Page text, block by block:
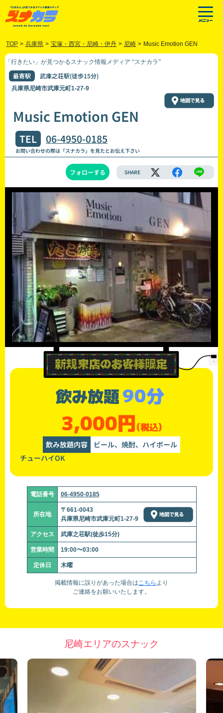
TOP > 兵庫県 > 宝塚・西宮・尼崎・伊丹 > 尼崎 > Music Emotion GEN
「行きたい」が見つかるスナック情報メディア “スナカラ”
最寄駅 武庫之荘駅(徒歩15分)
兵庫県尼崎市武庫元町1-27-9
Music Emotion GEN
TEL 06-4950-0185
お問い合わせの際は「スナカラ」を見たとお伝え下さい
フォローする SHARE
飲み放題90分
3,000円(税込)
飲み放題内容
ビール、焼酎、ハイボール
チューハイOK
電話番号 06-4950-0185
所在地
〒661-0043
兵庫県尼崎市武庫元町1-27-9
アクセス 武庫之荘駅(徒歩15分)
営業時間 19:00〜03:00
定休日 木曜
掲載情報に誤りがあった場合はこちら より
ご連絡をお願いいたします。
尼崎エリアのスナック